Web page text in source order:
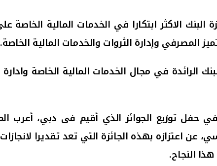
البنك الاكثر ابتكارا في الخدمات المالية الخاصة
المصرفي وإدارة الثروات والخدمات المالية الخاصة.
الرائدة في مجال الخدمات المالية الخاصة
توزيع الجوائز الذي أقيم فى دبي، أعرب
عن اعتزازه بهذه الجائزة التي تعد تقديرا
النجاح.